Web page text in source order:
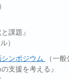
課題』
）
ンポジウム
（一般
支援を考える』